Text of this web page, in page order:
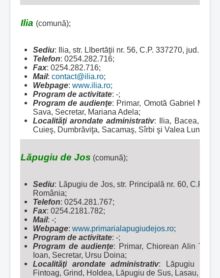
Ilia (comună);
Sediu: Ilia, str. LIbertăţii nr. 56, C.P. 337270, jud.
Telefon: 0254.282.716;
Fax: 0254.282.716;
Mail: contact@ilia.ro;
Webpage: www.ilia.ro;
Program de activitate: -;
Program de audienţe: Primar, Omotă Gabriel
Sava, Secretar, Mariana Adela;
Localităţi arondate administrativ:
Ilia, Bacea,
Cuieş, Dumbrăviţa, Sacamaş, Sîrbi şi Valea Lungă.
Lăpugiu de Jos (comună);
Sediu: Lăpugiu de Jos, str. Principală nr. 60, C.P.
România;
Telefon: 0254.281.767;
Fax: 0254.2181.782;
Mail: -;
Webpage: www.primarialapugiudejos.ro;
Program de activitate: -;
Program de audienţe: Primar, Chiorean Alin
Ioan, Secretar, Ursu Doina;
Localităţi arondate administrativ:
Lăpugiu de
Fintoag, Grind, Holdea, Lăpugiu de Sus, Lasau,